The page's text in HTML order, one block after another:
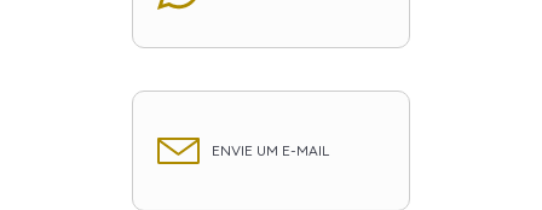
ENVIE UM E-MAIL